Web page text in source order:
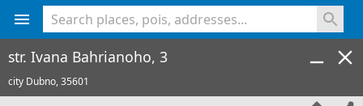
str. Ivana Bahrianoho, 3
city Dubno,35601
<% console.log(hcard) %>